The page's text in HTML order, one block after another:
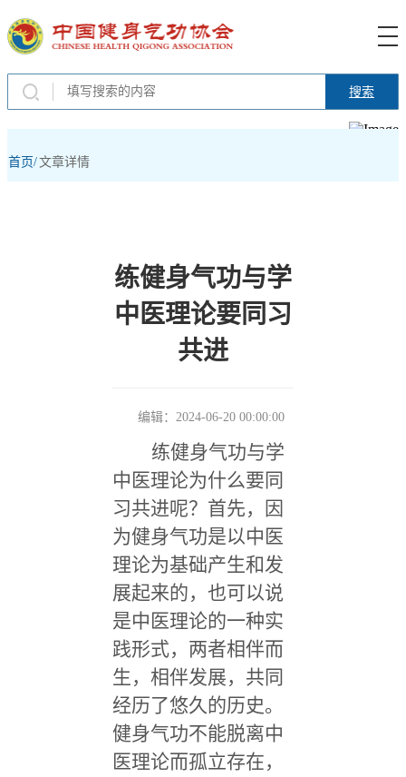
搜索
首页/文章详情
练健身气功与学
中医理论要同习
共进
编辑：2024-06-20 00:00:00
练健身气功与学
中医理论为什么要同
习共进呢？首先，因
为健身气功是以中医
理论为基础产生和发
展起来的，也可以说
是中医理论的一种实
践形式，两者相伴而
生，相伴发展，共同
经历了悠久的历史。
健身气功不能脱离中
医理论而孤立存在，